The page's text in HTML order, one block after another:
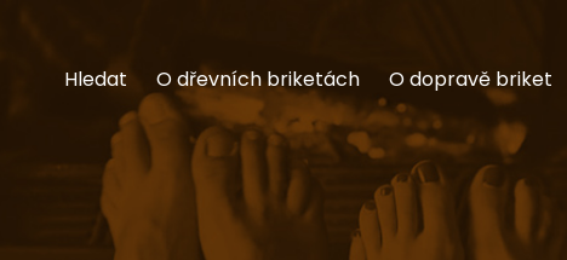
Hledat O dřevních briketách O dopravě briket